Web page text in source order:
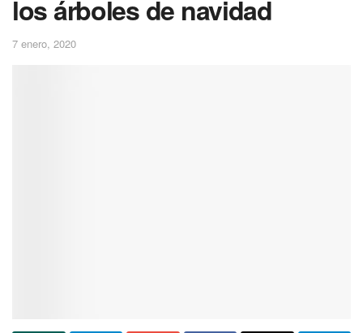
los árboles de navidad
7 enero, 2020